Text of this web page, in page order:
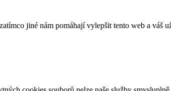
jiné nám pomáhají vylepšit tento web a váš